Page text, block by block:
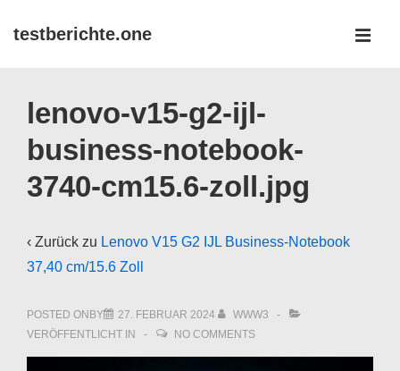
Zumtestberichte.one
Navigation
lenovo-v15-g2-ijl-
business-notebook-
3740-cm15.6-zoll.jpg
‹ Zurück zu Lenovo V15 G2 IJL Business-Notebook
37,40 cm/15.6 Zoll
POSTED ONBY 27. FEBRUAR 2024
WWW3
VERÖFFENTLICHT IN
NO COMMENTS